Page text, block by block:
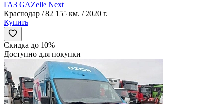
ГАЗ GAZelle Next
Краснодар / 82 155 км. / 2020 г.
Купить
Скидка до 10%
Доступно для покупки